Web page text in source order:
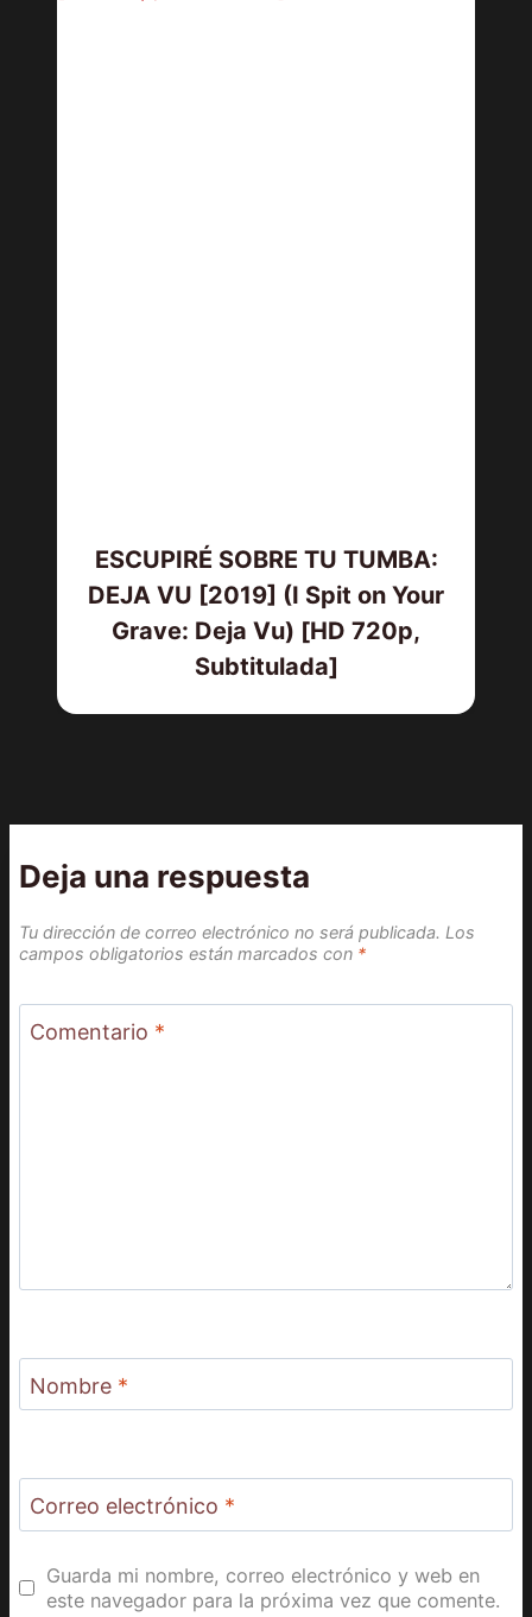
ESCUPIRÉ SOBRE TU TUMBA:
DEJA VU [2019] (I Spit on Your
Grave: Deja Vu) [HD 720p,
Subtitulada]
Deja una respuesta
Tu dirección de correo electrónico no será publicada. Los
campos obligatorios están marcados con *
Comentario *
Nombre *
Correo electrónico *
Guarda mi nombre, correo electrónico y web en
este navegador para la próxima vez que comente.